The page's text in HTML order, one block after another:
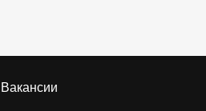
Вакансии